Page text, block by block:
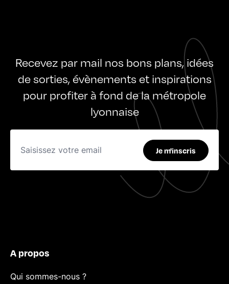
Recevez par mail nos bons plans, idées
de sorties, évènements et inspirations
pour profiter à fond de la métropole
lyonnaise
Je m'inscris
A propos
Qui sommes-nous ?